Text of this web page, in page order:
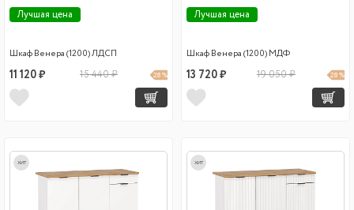
Лучшая цена
Шкаф Венера (1200) ЛДСП
11 120 ₽ 15 440 ₽ 28 %
Лучшая цена
Шкаф Венера (1200) МДФ
13 720 ₽ 19 050 ₽ 28 %
хит хит